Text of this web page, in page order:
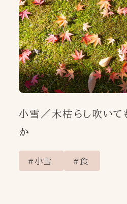
PRODUCT OUR
製品情報
PICK UP
いまの節
YOJO/
POINT
小雪／木枯らし吹いて
か
小雪 食